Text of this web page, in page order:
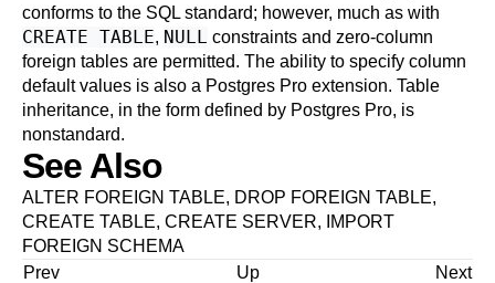
conforms to the SQL standard; however, much as with
CREATE TABLE, NULL constraints and zero-column
foreign tables are permitted. The ability to specify column
default values is also a Postgres Pro extension. Table
inheritance, in the form defined by Postgres Pro, is
nonstandard.
See Also
ALTER FOREIGN TABLE, DROP FOREIGN TABLE,
CREATE TABLE, CREATE SERVER,
IMPORT
FOREIGN SCHEMA
Prev
Up
Next